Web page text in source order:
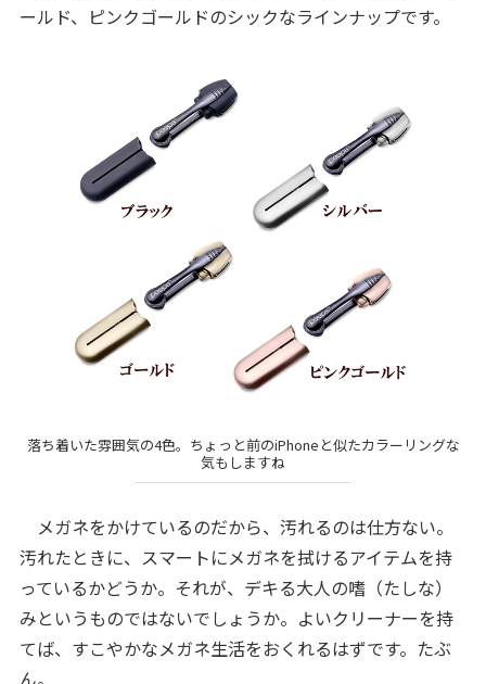
ールド、ピンクゴールドのシックなラインナップです。
落ち着いた雰囲気の4色。ちょっと前のiPhoneと似たカラーリングな
気もしますね
メガネをかけているのだから、汚れるのは仕方ない。
汚れたときに、スマートにメガネを拭けるアイテムを持
っているかどうか。それが、デキる大人の嗜（たしな）
みというものではないでしょうか。よいクリーナーを持
てば、すこやかなメガネ生活をおくれるはずです。たぶ
ん。